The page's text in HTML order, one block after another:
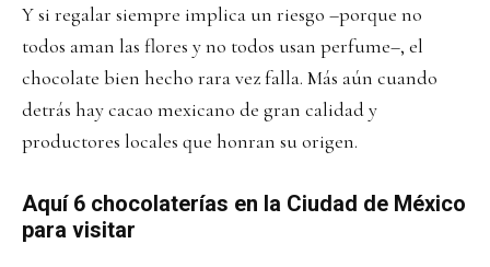
Y si regalar siempre implica un riesgo –porque no
todos aman las flores y no todos usan perfume–, el
chocolate bien hecho rara vez falla. Más aún cuando
detrás hay cacao mexicano de gran calidad y
productores locales que honran su origen.
Aquí 6 chocolaterías en la Ciudad de México
para visitar